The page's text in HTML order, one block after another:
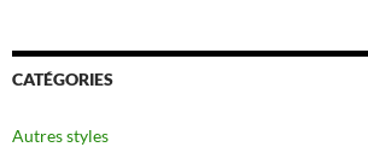
CATÉGORIES
Autres styles